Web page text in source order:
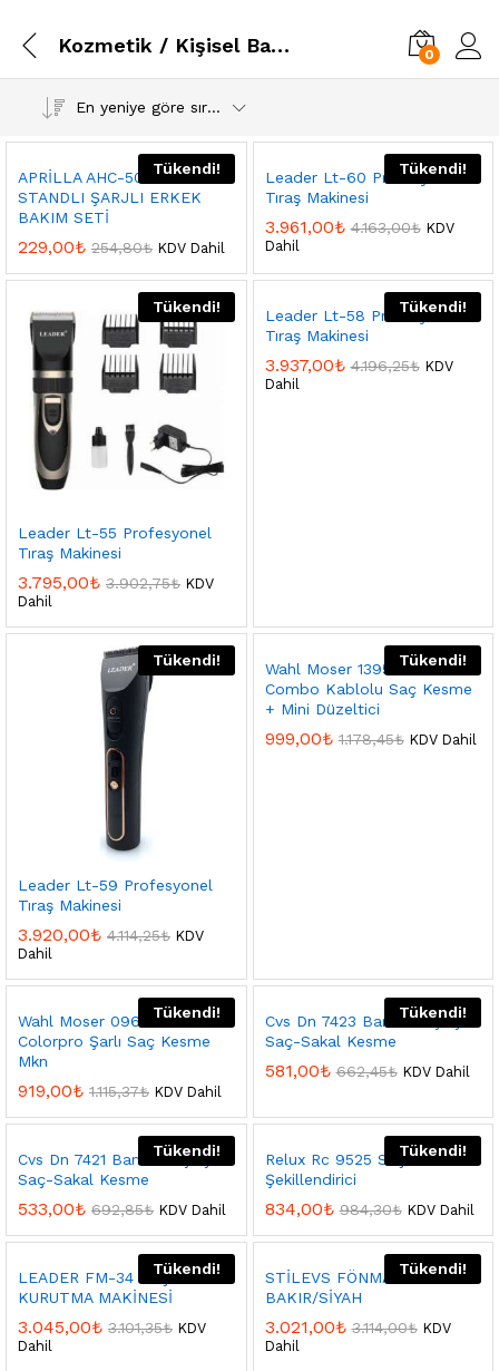
Kozmetik / Kişisel Bakım 0
En yeniye göre sırala
Tükendi!
APRİLLA AHC-5018 2 IN 1
STANDLI ŞARJLI ERKEK
BAKIM SETİ
229,00₺ 254,80₺ KDV Dahil
Tükendi!
Leader Lt-60 Profesyonel
Tıraş Makinesi
3.961,00₺ 4.163,00₺ KDV
Dahil
Tükendi!
Leader Lt-55 Profesyonel
Tıraş Makinesi
3.795,00₺ 3.902,75₺ KDV
Dahil
Tükendi!
Leader Lt-58 Profesyonel
Tıraş Makinesi
3.937,00₺ 4.196,25₺ KDV
Dahil
Tükendi!
Leader Lt-59 Profesyonel
Tıraş Makinesi
3.920,00₺ 4.114,25₺ KDV
Dahil
Tükendi!
Wahl Moser 1395-0466
Combo Kablolu Saç Kesme
+ Mini Düzeltici
999,00₺ 1.178,45₺ KDV Dahil
Tükendi!
Wahl Moser 09649-016
Colorpro Şarlı Saç Kesme
Mkn
919,00₺ 1.115,37₺ KDV Dahil
Tükendi!
Cvs Dn 7423 Bamboo Şarjlı
Saç-Sakal Kesme
581,00₺ 662,45₺ KDV Dahil
Tükendi!
Cvs Dn 7421 Bamboo Şarjlı
Saç-Sakal Kesme
533,00₺ 692,85₺ KDV Dahil
Tükendi!
Relux Rc 9525 Saç
Şekillendirici
834,00₺ 984,30₺ KDV Dahil
Tükendi!
LEADER FM-34 SAÇ
KURUTMA MAKİNESİ
3.045,00₺ 3.101,35₺ KDV
Dahil
Tükendi!
STİLEVS FÖNMATİK FN-1411
BAKIR/SİYAH
3.021,00₺ 3.114,00₺ KDV
Dahil